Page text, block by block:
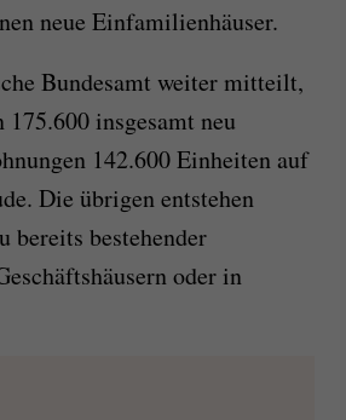
neue Einfamilienhäuser.
Bundesamt weiter mitteilt,
insgesamt neu
142.600 Einheiten auf
Die übrigen entstehen
bereits bestehender
oder in